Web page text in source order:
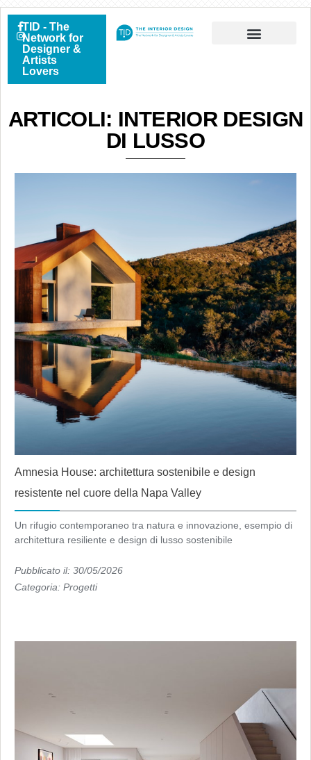
TID - The
Network for
Designer &
Artists
Lovers
ARTICOLI: INTERIOR DESIGN
DI LUSSO
Amnesia House: architettura sostenibile e design
resistente nel cuore della Napa Valley
Un rifugio contemporaneo tra natura e innovazione, esempio di
architettura resiliente e design di lusso sostenibile
Pubblicato il: 30/05/2026
Categoria: Progetti